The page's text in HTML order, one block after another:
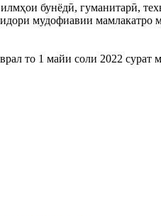
бунёдӣ, гуманитарӣ,
мудофиавии мамлакатро
то 1 майи соли 2022 сурат